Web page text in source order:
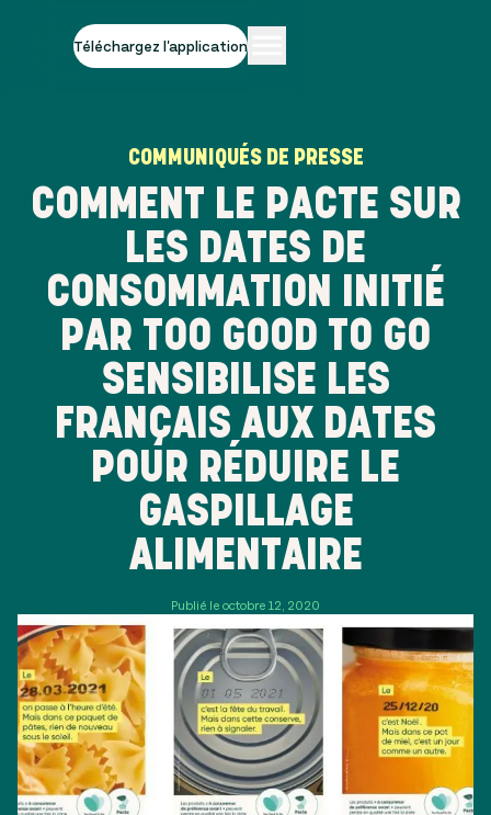
Téléchargez l'application
COMMUNIQUÉS DE PRESSE
COMMENT LE PACTE SUR
LES DATES DE
CONSOMMATION INITIÉ
PAR TOO GOOD TO GO
SENSIBILISE LES
FRANÇAIS AUX DATES
POUR RÉDUIRE LE
GASPILLAGE
ALIMENTAIRE
Publié le octobre 12, 2020